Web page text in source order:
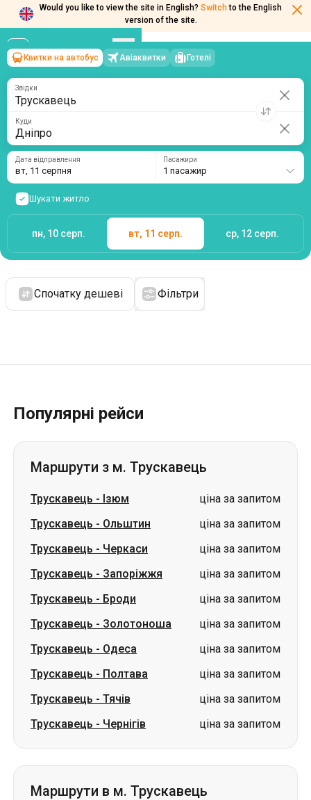
Would you like to view the site in English? Switch to the English
version of the site.
Трускавець→Дніпро
вт, 11 серпня/1 пасажир
Квитки на автобус Авіаквитки Готелі
Звідки
Куди
Дата відправлення
вт, 11 серпня
Пасажири
1 пасажир
Шукати житло
пн, 10 серп. вт, 11 серп. ср, 12 серп.
Спочатку дешеві Фільтри
Популярні рейси
Маршрути з м. Трускавець
Трускавець - Ізюм
ціна за запитом
Трускавець - Ольштин
ціна за запитом
Трускавець - Черкаси
ціна за запитом
Трускавець - Запоріжжя
ціна за запитом
Трускавець - Броди
ціна за запитом
Трускавець - Золотоноша
ціна за запитом
Трускавець - Одеса
ціна за запитом
Трускавець - Полтава
ціна за запитом
Трускавець - Тячів
ціна за запитом
Трускавець - Чернігів ціна за запитом
Маршрути в м. Трускавець